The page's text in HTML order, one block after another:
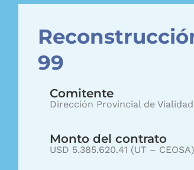
99
Comitente
Dirección Provincial de Vialidad
Monto del contrato
USD 5.385.620.41 (UT – CEOSA)